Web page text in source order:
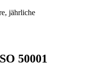
jährliche
50001